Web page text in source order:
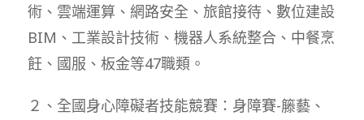
術、雲端運算、網路安全、旅館接待、數位建設
BIM、工業設計技術、機器人系統整合、中餐烹
飪、國服、板金等47職類。
２、全國身心障礙者技能競賽：身障賽-籐藝、